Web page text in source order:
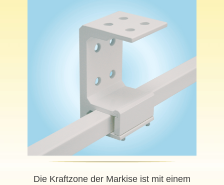
Die Kraftzone der Markise ist mit einem